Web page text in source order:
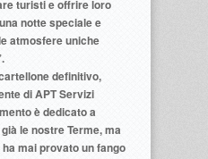
turisti e offrire loro
notte speciale e
atmosfere uniche
definitivo,
di APT Servizi
è dedicato a
le nostre Terme, ma
mai provato un fango